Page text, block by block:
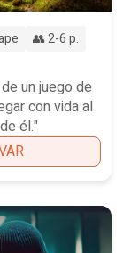
👥 2-6 p.
un juego de
con vida al
él."